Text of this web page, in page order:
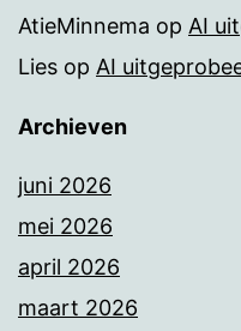
AtieMinnema op AI
Lies op AI
Archieven
juni 2026
mei 2026
april 2026
maart 2026